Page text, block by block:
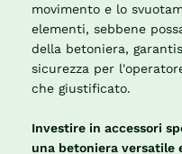
movimento e lo
elementi, sebbene
della betoniera,
sicurezza per
che giustificato.
Investire in accessori
una betoniera versatile